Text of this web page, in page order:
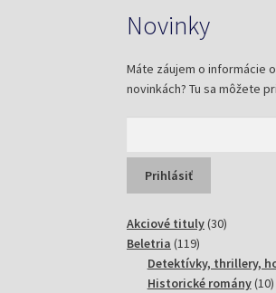
Novinky
Máte záujem o informácie o
novinkách? Tu sa môžete
Akciové tituly 3030
Beletria 119119
produktov
Detektívky, thrillery,
Historické romány 1010